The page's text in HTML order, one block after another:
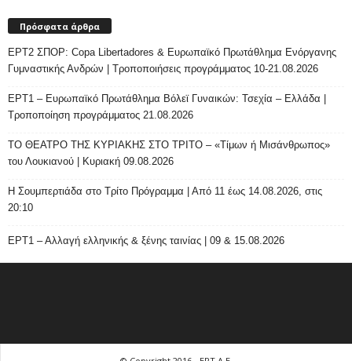
Πρόσφατα άρθρα
ΕΡΤ2 ΣΠΟΡ: Copa Libertadores & Ευρωπαϊκό Πρωτάθλημα Ενόργανης
Γυμναστικής Ανδρών | Τροποποιήσεις προγράμματος 10-21.08.2026
ΕΡΤ1 – Ευρωπαϊκό Πρωτάθλημα Βόλεϊ Γυναικών: Τσεχία – Ελλάδα |
Τροποποίηση προγράμματος 21.08.2026
ΤΟ ΘΕΑΤΡΟ ΤΗΣ ΚΥΡΙΑΚΗΣ ΣΤΟ ΤΡΙΤΟ – «Τίμων ή Μισάνθρωπος»
του Λουκιανού | Κυριακή 09.08.2026
H Σουμπερτιάδα στο Τρίτο Πρόγραμμα | Από 11 έως 14.08.2026, στις
20:10
ΕΡΤ1 – Αλλαγή ελληνικής & ξένης ταινίας | 09 & 15.08.2026